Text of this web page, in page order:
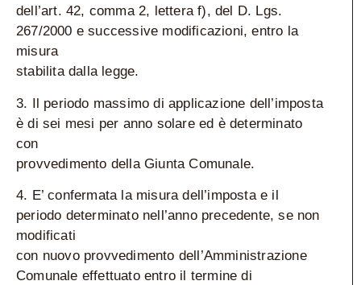
dell’art. 42, comma 2, lettera f), del D. Lgs.
267/2000 e successive modificazioni, entro la
misura
stabilita dalla legge.
3. Il periodo massimo di applicazione dell’imposta
è di sei mesi per anno solare ed è determinato
con
provvedimento della Giunta Comunale.
4. E’ confermata la misura dell’imposta e il
periodo determinato nell’anno precedente, se non
modificati
con nuovo provvedimento dell’Amministrazione
Comunale effettuato entro il termine di